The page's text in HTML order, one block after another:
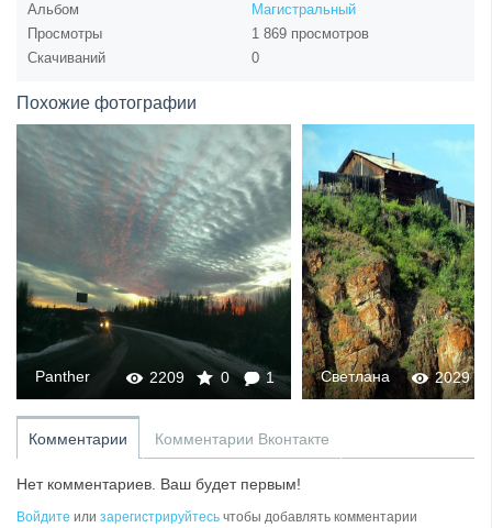
Альбом
Магистральный
Просмотры
1 869 просмотров
Скачиваний
0
Похожие фотографии
2209 0 1
Panther 2029
Светлана
Комментарии Комментарии Вконтакте
Нет комментариев. Ваш будет первым!
Войдите или зарегистрируйтесь чтобы добавлять комментарии